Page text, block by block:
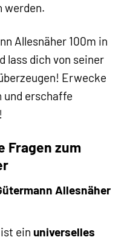
werden.
Allesnäher 100m in
lass dich von seiner
Erwecke
und erschaffe
Fragen zum
Allesnäher
ein universelles